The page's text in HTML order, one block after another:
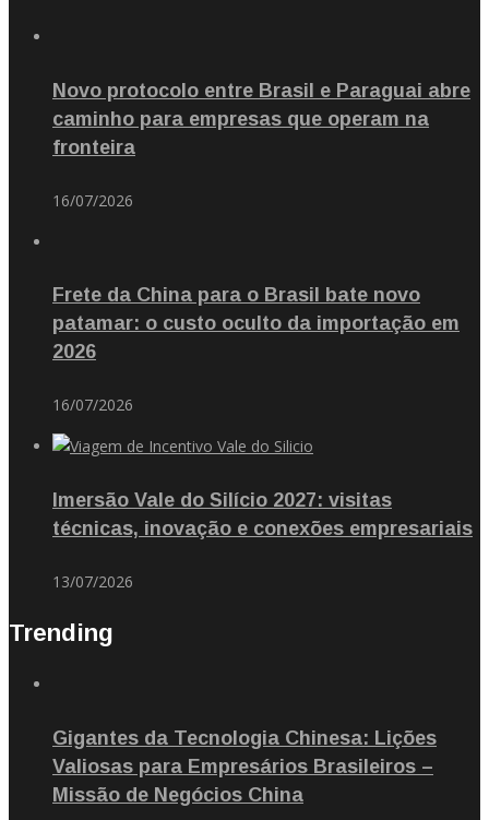
Novo protocolo entre Brasil e Paraguai abre
caminho para empresas que operam na
fronteira
16/07/2026
Frete da China para o Brasil bate novo
patamar: o custo oculto da importação em
2026
16/07/2026
Imersão Vale do Silício 2027: visitas
técnicas, inovação e conexões empresariais
13/07/2026
Trending
Gigantes da Tecnologia Chinesa: Lições
Valiosas para Empresários Brasileiros –
Missão de Negócios China